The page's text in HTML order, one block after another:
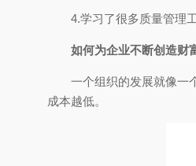
4.学习了很多质量管理
如何为企业不断创造财
一个组织的发展就像一
成本越低。